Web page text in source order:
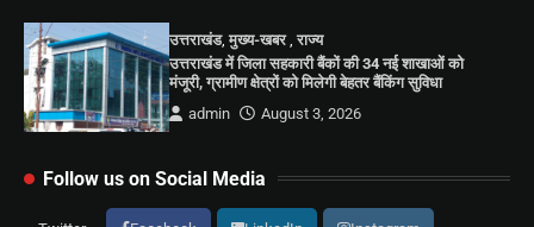
उत्तराखंड,मुख्य-खबर ,राज्य
उत्तराखंड में जिला सहकारी बैंकों की 34 नई शाखाओं को
मंजूरी, ग्रामीण क्षेत्रों को मिलेगी बेहतर बैंकिंग सुविधा
admin
August 3, 2026
Follow us on Social Media